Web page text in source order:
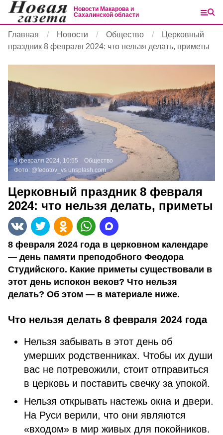
Новости Макарова и
Сахалинской области
Главная Новости Общество
Церковный
праздник 8 февраля 2024: что нельзя делать, приметы
8 февраля 2024, 10:55
Общество
Фото: @fedotov_vs unsplash.com
Церковный праздник 8 февраля
2024: что нельзя делать, приметы
8 февраля 2024 года в церковном календаре
— день памяти преподобного Феодора
Студийского. Какие приметы существовали в
этот день испокон веков? Что нельзя
делать? Об этом — в материале ниже.
Что нельзя делать 8 февраля 2024 года
Нельзя забывать в этот день об
умерших родственниках. Чтобы их души
вас не потревожили, стоит отправиться
в церковь и поставить свечку за упокой.
Нельзя открывать настежь окна и двери.
На Руси верили, что они являются
«входом» в мир живых для покойников.